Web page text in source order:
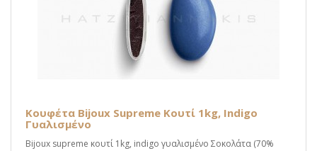
Κουφέτα Bijoux Supreme Κουτί 1kg, Indigo
Γυαλισμένο
Bijoux supreme κουτί 1kg, indigo γυαλισμένο Σοκολάτα (70%